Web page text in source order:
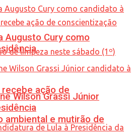
ação de
ambiental e mutirão de
Augusto Cury como
Wilson Grassi Júnior